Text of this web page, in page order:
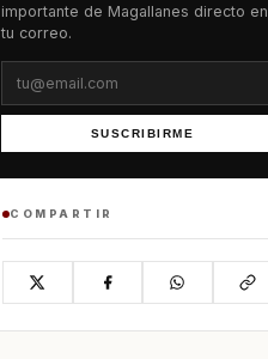
importante de Magallanes directo en
tu correo.
SUSCRIBIRME
COMPARTIR